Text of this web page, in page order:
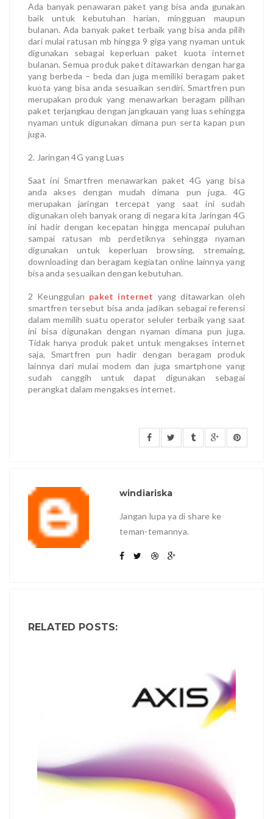
Ada banyak penawaran paket yang bisa anda gunakan
baik untuk kebutuhan harian, mingguan maupun
bulanan. Ada banyak paket terbaik yang bisa anda pilih
dari mulai ratusan mb hingga 9 giga yang nyaman untuk
digunakan sebagai keperluan paket kuota internet
bulanan. Semua produk paket ditawarkan dengan harga
yang berbeda – beda dan juga memiliki beragam paket
kuota yang bisa anda sesuaikan sendiri. Smartfren pun
merupakan produk yang menawarkan beragam pilihan
paket terjangkau dengan jangkauan yang luas sehingga
nyaman untuk digunakan dimana pun serta kapan pun
juga.
2. Jaringan 4G yang Luas
Saat ini Smartfren menawarkan paket 4G yang bisa
anda akses dengan mudah dimana pun juga. 4G
merupakan jaringan tercepat yang saat ini sudah
digunakan oleh banyak orang di negara kita Jaringan 4G
ini hadir dengan kecepatan hingga mencapai puluhan
sampai ratusan mb perdetiknya sehingga nyaman
digunakan untuk keperluan browsing, stremaing,
downloading dan beragam kegiatan online lainnya yang
bisa anda sesuaikan dengan kebutuhan.
2 Keunggulan paket internet yang ditawarkan oleh
smartfren tersebut bisa anda jadikan sebagai referensi
dalam memilih suatu operator seluler terbaik yang saat
ini bisa digunakan dengan nyaman dimana pun juga.
Tidak hanya produk paket untuk mengakses internet
saja, Smartfren pun hadir dengan beragam produk
lainnya dari mulai modem dan juga smartphone yang
sudah canggih untuk dapat digunakan sebagai
perangkat dalam mengakses internet.
windiariska
Jangan lupa ya di share ke
teman-temannya.
RELATED POSTS: